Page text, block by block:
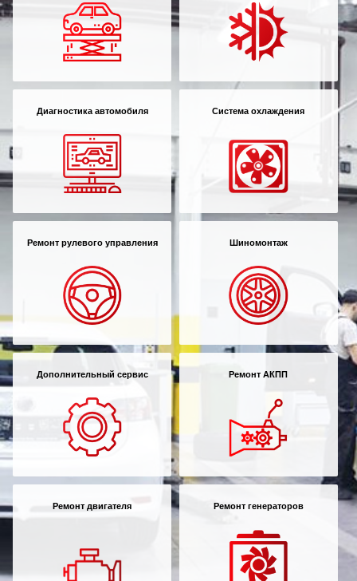
Диагностика автомобиля Система охлаждения
Ремонт рулевого управления Шиномонтаж
Дополнительный сервис Ремонт АКПП
Ремонт двигателя Ремонт генераторов